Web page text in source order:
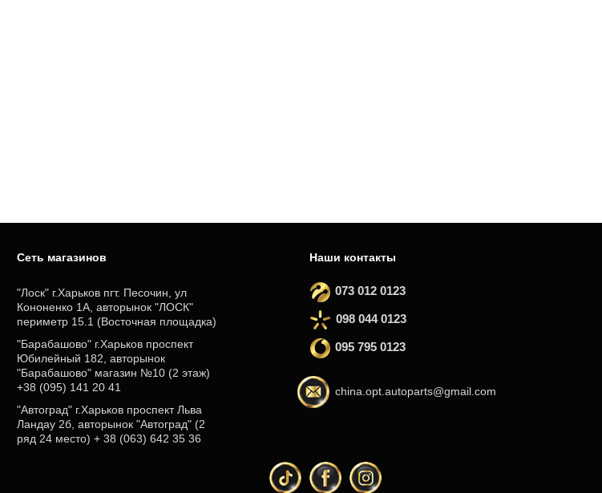
Cеть магазинов
"Лоск" г.Харьков пгт. Песочин, ул
Кононенко 1А, авторынок "ЛОСК"
периметр 15.1 (Восточная площадка)
"Барабашово" г.Харьков проспект
Юбилейный 182, авторынок
"Барабашово" магазин №10 (2 этаж)
+38 (095) 141 20 41
"Автоград" г.Харьков проспект Льва
Ландау 2б, авторынок "Автоград" (2
ряд 24 место) + 38 (063) 642 35 36
Наши контакты
073 012 0123
098 044 0123
095 795 0123
china.opt.autoparts@gmail.com